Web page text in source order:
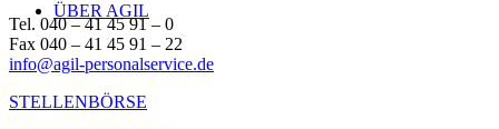
ÜBER AGIL
Tel. 040 – 41 45 91 – 0
Fax 040 – 41 45 91 – 22
info@agil-personalservice.de
STELLENBÖRSE